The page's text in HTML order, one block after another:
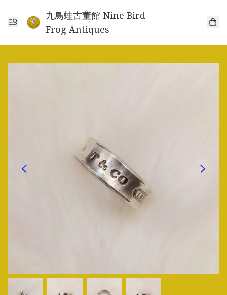
九鳥蛙古董館 Nine Bird
Frog Antiques